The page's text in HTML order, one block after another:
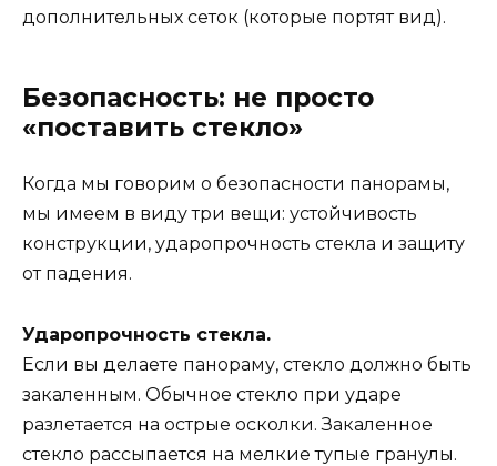
дополнительных сеток (которые портят вид).
Безопасность: не просто
«поставить стекло»
Когда мы говорим о безопасности панорамы,
мы имеем в виду три вещи: устойчивость
конструкции, ударопрочность стекла и защиту
от падения.
Ударопрочность стекла.
Если вы делаете панораму, стекло должно быть
закаленным. Обычное стекло при ударе
разлетается на острые осколки. Закаленное
стекло рассыпается на мелкие тупые гранулы.